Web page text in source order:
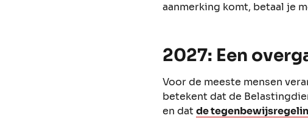
aanmerking komt, betaal je
2027: Een
Voor de meeste mensen
betekent dat de
en datde